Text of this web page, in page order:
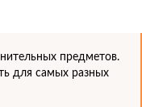
предметов.
для самых разных